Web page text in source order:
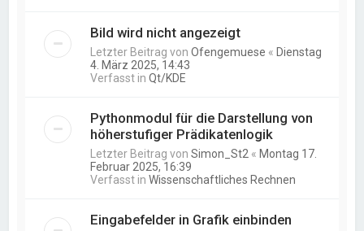
Bild wird nicht angezeigt
Letzter Beitrag vonOfengemuese « Dienstag
4. März 2025, 14:43
Verfasst inQt/KDE
Pythonmodul für die Darstellung von
höherstufiger Prädikatenlogik
Letzter Beitrag vonSimon_St2 « Montag 17.
Februar 2025, 16:39
Verfasst inWissenschaftliches Rechnen
Eingabefelder in Grafik einbinden